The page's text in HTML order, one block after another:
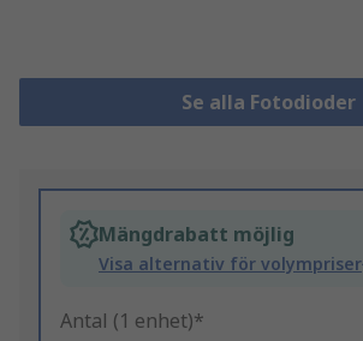
Se alla Fotodioder
Mängdrabatt möjlig
Visa alternativ för volympriser
Antal (1 enhet)*